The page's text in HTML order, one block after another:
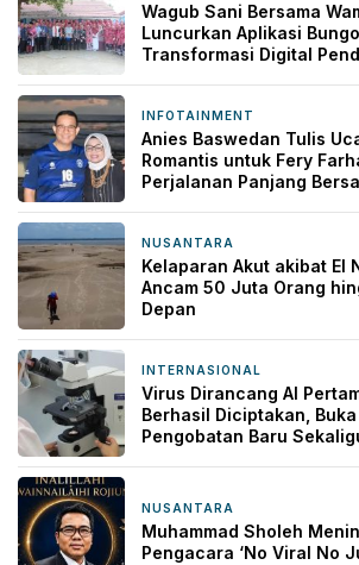
Wagub Sani Bersama
Luncurkan Aplikasi
Transformasi Digital
INFOTAINMENT
Anies Baswedan Tulis
Romantis untuk Fery
Perjalanan Panjang
NUSANTARA
Kelaparan Akut akibat El
Ancam 50 Juta Orang
Depan
INTERNASIONAL
Virus Dirancang AI
Berhasil Diciptakan,
Pengobatan Baru
NUSANTARA
Muhammad Sholeh
Pengacara ‘No Viral No